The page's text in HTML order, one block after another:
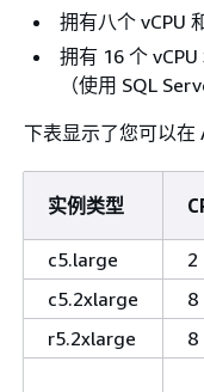
拥有八个 vCPU
拥有 16 个
（使用 SQL
下表显示了您可以在
实例类型
c5.large 2
c5.2xlarge
8
r5.2xlarge
8